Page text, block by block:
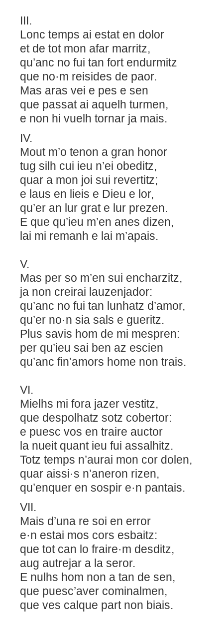
III.
Lonc temps ai estat en dolor
et de tot mon afar marritz,
qu’anc no fui tan fort endurmitz
que no·m reisides de paor.
Mas aras vei e pes e sen
que passat ai aquelh turmen,
e non hi vuelh tornar ja mais.
IV.
Mout m’o tenon a gran honor
tug silh cui ieu n’ei obeditz,
quar a mon joi sui revertitz;
e laus en lieis e Dieu e lor,
qu’er an lur grat e lur prezen.
E que qu’ieu m’en anes dizen,
lai mi remanh e lai m’apais.
V.
Mas per so m’en sui encharzitz,
ja non creirai lauzenjador:
qu’anc no fui tan lunhatz d’amor,
qu’er no·n sia sals e gueritz.
Plus savis hom de mi mespren:
per qu’ieu sai ben az escien
qu’anc fin’amors home non trais.
VI.
Mielhs mi fora jazer vestitz,
que despolhatz sotz cobertor:
e puesc vos en traire auctor
la nueit quant ieu fui assalhitz.
Totz temps n’aurai mon cor dolen,
quar aissi·s n’aneron rizen,
qu’enquer en sospir e·n pantais.
VII.
Mais d’una re soi en error
e·n estai mos cors esbaitz:
que tot can lo fraire·m desditz,
aug autrejar a la seror.
E nulhs hom non a tan de sen,
que puesc’aver cominalmen,
que ves calque part non biais.